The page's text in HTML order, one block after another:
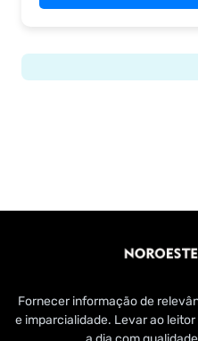
Fornecer informação de
e imparcialidade. Levar ao